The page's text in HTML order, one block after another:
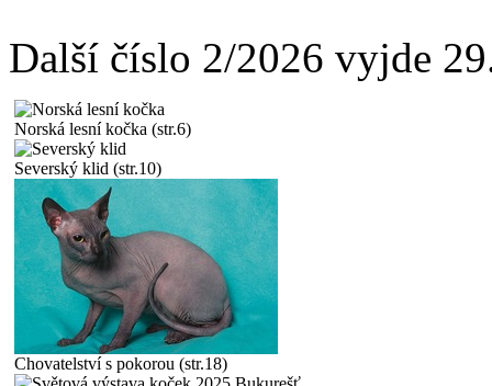
Další číslo 2/2026 vyjde
Norská lesní kočka (str.6)
Severský klid (str.10)
Chovatelství s pokorou (str.18)